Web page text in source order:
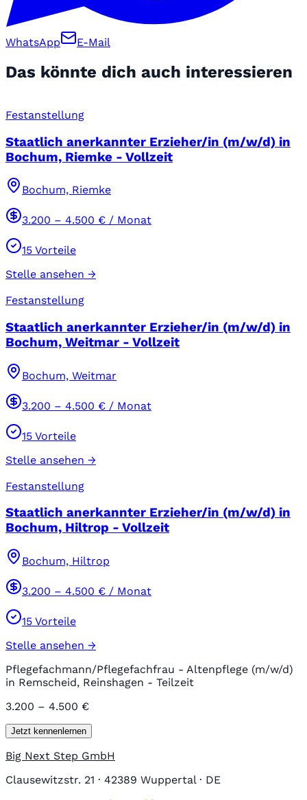
WhatsApp E-Mail
Das könnte dich auch interessieren
Festanstellung
Staatlich anerkannter Erzieher/in (m/w/d) in
Bochum, Riemke - Vollzeit
Bochum, Riemke
3.200 – 4.500 € / Monat
15 Vorteile
Stelle ansehen →
Festanstellung
Staatlich anerkannter Erzieher/in (m/w/d) in
Bochum, Weitmar - Vollzeit
Bochum, Weitmar
3.200 – 4.500 € / Monat
15 Vorteile
Stelle ansehen →
Festanstellung
Staatlich anerkannter Erzieher/in (m/w/d) in
Bochum, Hiltrop - Vollzeit
Bochum, Hiltrop
3.200 – 4.500 € / Monat
15 Vorteile
Stelle ansehen →
Pflegefachmann/Pflegefachfrau - Altenpflege (m/w/d)
in Remscheid, Reinshagen - Teilzeit
3.200 – 4.500 €
Jetzt kennenlernen
Big Next Step GmbH
Clausewitzstr. 21 · 42389 Wuppertal · DE